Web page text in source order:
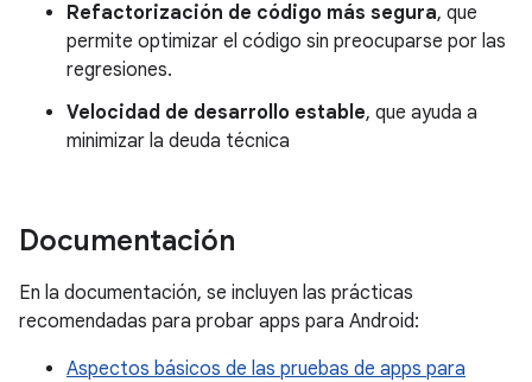
Refactorización de código más segura, que
permite optimizar el código sin preocuparse por las
regresiones.
Velocidad de desarrollo estable, que ayuda a
minimizar la deuda técnica
Documentación
En la documentación, se incluyen las prácticas
recomendadas para probar apps para Android:
Aspectos básicos de las pruebas de apps para